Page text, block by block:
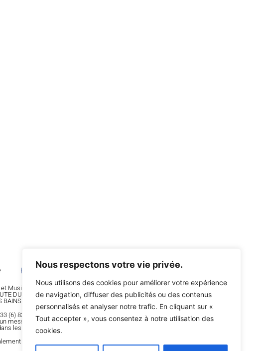
Nous respectons votre vie privée.
Nous utilisons des cookies pour améliorer votre expérience
de navigation, diffuser des publicités ou des contenus
personnalisés et analyser notre trafic. En cliquant sur «
Tout accepter », vous consentez à notre utilisation des
cookies.
Musiques Eclectiques
DU STADE
BAINS
(6) 83 88 12 91
message vocal avec l’objet de votre appel, nous vous
les meilleurs délais.
nous contacter via sms ou WhatsApp.